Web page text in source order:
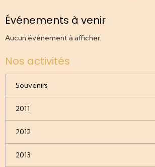
Événements à venir
Aucun évènement à afficher.
Nos activités
Souvenirs
2011
2012
2013